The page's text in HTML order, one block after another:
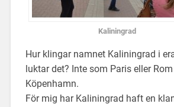
Kaliningrad
Hur klingar namnet Kaliningrad i
luktar det? Inte som Paris eller
Köpenhamn.
För mig har Kaliningrad haft en